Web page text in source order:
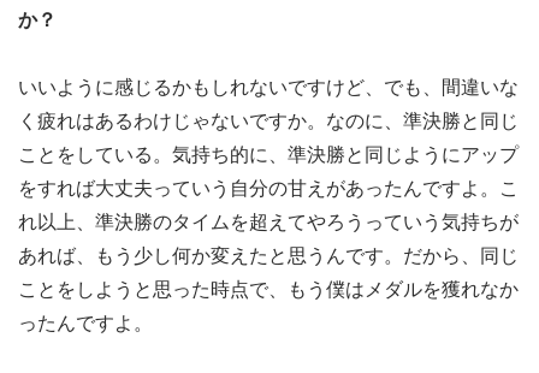
か？
いいように感じるかもしれないですけど、でも、間違いな
く疲れはあるわけじゃないですか。なのに、準決勝と同じ
ことをしている。気持ち的に、準決勝と同じようにアップ
をすれば大丈夫っていう自分の甘えがあったんですよ。こ
れ以上、準決勝のタイムを超えてやろうっていう気持ちが
あれば、もう少し何か変えたと思うんです。だから、同じ
ことをしようと思った時点で、もう僕はメダルを獲れなか
ったんですよ。